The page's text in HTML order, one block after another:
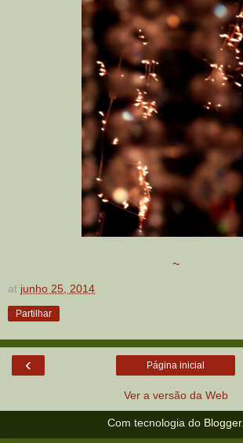
~
at junho 25, 2014
Partilhar
‹ Página inicial
Ver a versão da Web
Com tecnologia do Blogger.